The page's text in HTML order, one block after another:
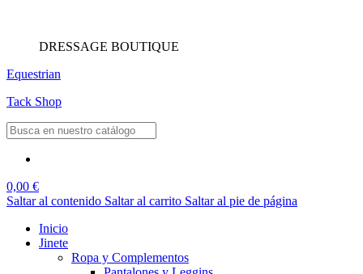
DRESSAGE BOUTIQUE
Equestrian
Tack Shop
0,00 €
Saltar al contenido Saltar al carrito Saltar al pie de página
Inicio
Jinete
Ropa y Complementos